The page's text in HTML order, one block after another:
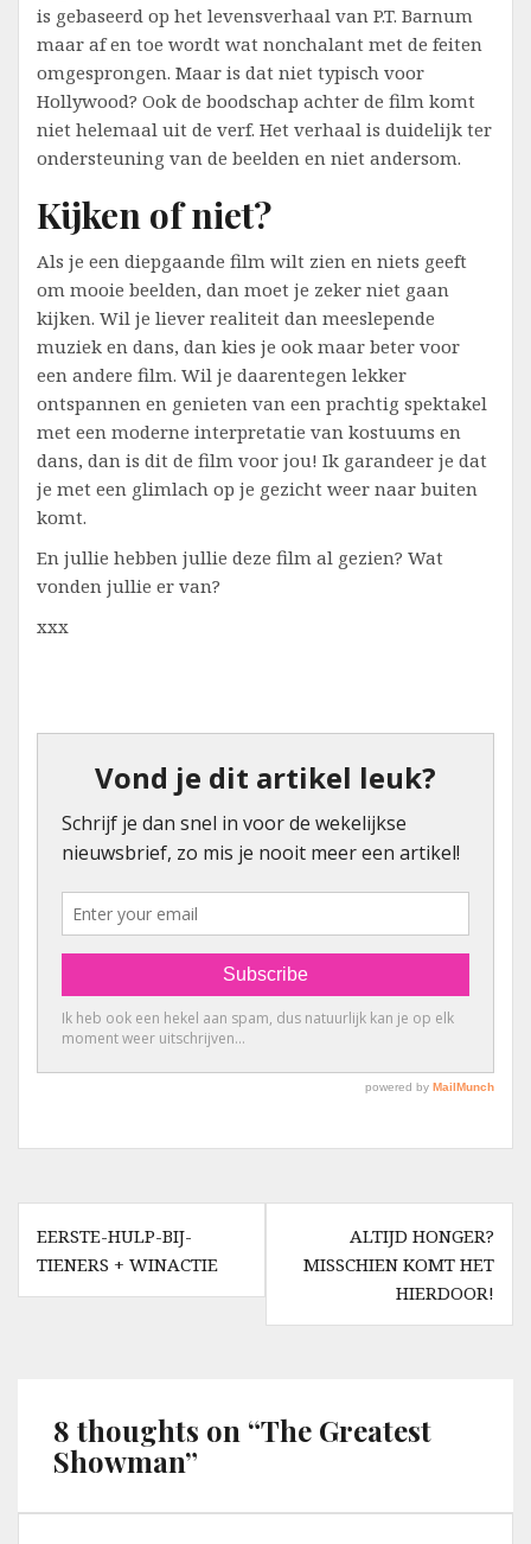
is gebaseerd op het levensverhaal van P.T. Barnum
maar af en toe wordt wat nonchalant met de feiten
omgesprongen. Maar is dat niet typisch voor
Hollywood? Ook de boodschap achter de film komt
niet helemaal uit de verf. Het verhaal is duidelijk ter
ondersteuning van de beelden en niet andersom.
Kijken of niet?
Als je een diepgaande film wilt zien en niets geeft
om mooie beelden, dan moet je zeker niet gaan
kijken. Wil je liever realiteit dan meeslepende
muziek en dans, dan kies je ook maar beter voor
een andere film. Wil je daarentegen lekker
ontspannen en genieten van een prachtig spektakel
met een moderne interpretatie van kostuums en
dans, dan is dit de film voor jou! Ik garandeer je dat
je met een glimlach op je gezicht weer naar buiten
komt.
En jullie hebben jullie deze film al gezien? Wat
vonden jullie er van?
xxx
Berichtnavigatie
EERSTE-HULP-BIJ-
TIENERS + WINACTIE
ALTIJD HONGER?
MISSCHIEN KOMT HET
HIERDOOR!
8 thoughts on “The Greatest
Showman”